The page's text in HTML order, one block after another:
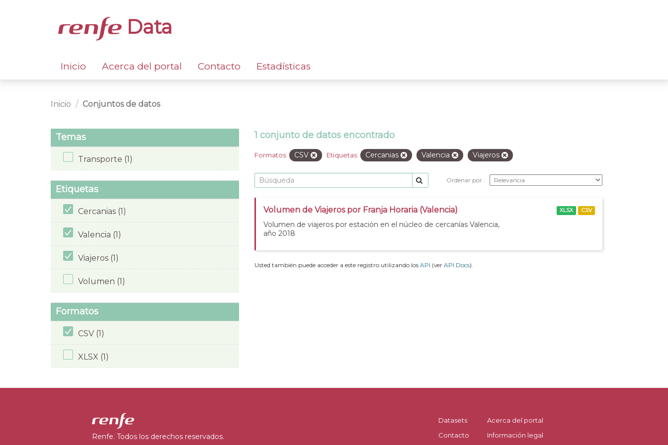
Data
Inicio Acerca del portal Contacto Estadísticas
Inicio Conjuntos de datos
Temas
Transporte (1)
Etiquetas
Cercanias (1)
Valencia (1)
Viajeros (1)
Volumen (1)
Formatos
CSV (1)
XLSX (1)
1 conjunto de datos encontrado
Formatos: CSV Etiquetas: Cercanias Valencia Viajeros
Ordenar por
Volumen de Viajeros por Franja Horaria (Valencia)
Volumen de viajeros por estación en el núcleo de cercanías Valencia,
año 2018
XLSX CSV
Usted también puede acceder a este registro utilizando los API (ver API Docs).
Renfe. Todos los derechos reservados.
Datasets
Contacto
Acerca del portal
Información legal